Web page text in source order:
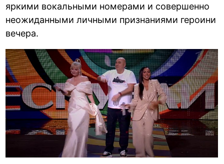
яркими вокальными номерами и совершенно
неожиданными личными признаниями героини
вечера.